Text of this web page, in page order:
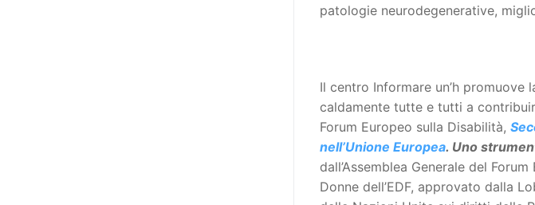
patologie neurodegenerative,
Il centro Informare un’h promuove
caldamente tutte e tutti a
Forum Europeo sulla Disabilità,
nell’Unione Europea. Uno
dall’Assemblea Generale del
Donne dell’EDF, approvato dalla